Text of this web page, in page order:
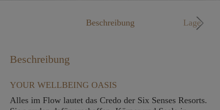
Beschreibung Lage
Beschreibung
YOUR WELLBEING OASIS
Alles im Flow lautet das Credo der Six Senses Resorts.